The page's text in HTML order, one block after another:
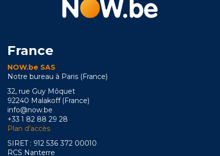
France
NOW.be SAS
Notre bureau à Paris (France)
32, rue Guy Môquet
92240 Malakoff (France)
info@now.be
+33 1 82 88 29 28
Plan d’accès
SIRET : 912 536 372 00010
RCS Nanterre